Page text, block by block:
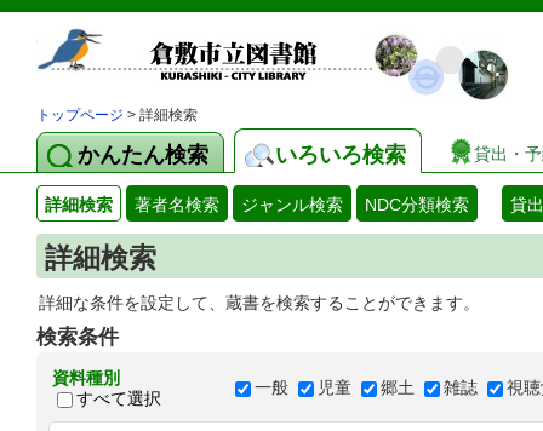
トップページ > 詳細検索
かんたん検索 いろいろ検索 貸出・
詳細検索 著者名検索 ジャンル検索 NDC分類検索 貸
詳細検索
詳細な条件を設定して、蔵書を検索することができます。
検索条件
資料種別
すべて選択
一般 児童 郷土 雑誌 視